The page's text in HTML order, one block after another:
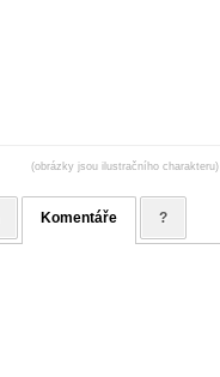
(obrázky jsou ilustračního charakteru)
Komentáře ?